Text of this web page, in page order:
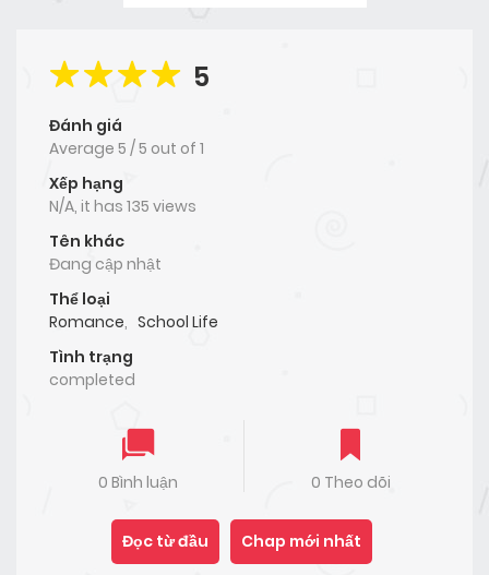
5
Đánh giá
Average 5 /5 out of 1
Xếp hạng
N/A, it has 135 views
Tên khác
Đang cập nhật
Thể loại
Romance, School Life
Tình trạng
completed
0 Bình luận 0 Theo dõi
Đọc từ đầu Chap mới nhất